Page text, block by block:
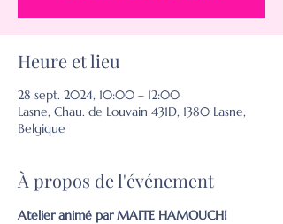
Heure et lieu
28 sept. 2024, 10:00 – 12:00
Lasne, Chau. de Louvain 431D, 1380 Lasne,
Belgique
À propos de l'événement
Atelier animé par MAITE HAMOUCHI